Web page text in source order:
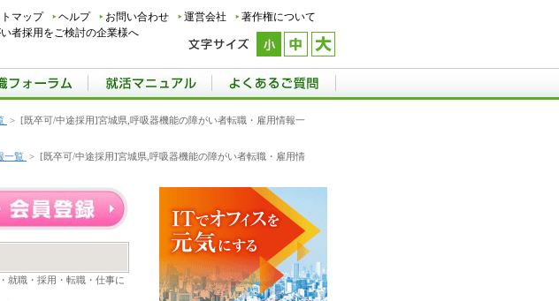
マップ ヘルプ お問い合わせ 運営会社
著作権について
者採用をご検討の企業様へ
> [既卒可/中途採用]宮城県,呼吸器機能の障がい者転職・雇用情報一
一覧 > [既卒可/中途採用]宮城県,呼吸器機能の障がい者転職・雇用情
就職・採用・転職・仕事に